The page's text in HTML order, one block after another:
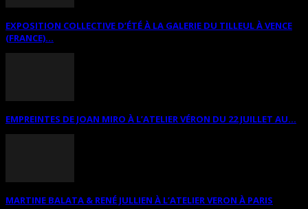
EXPOSITION COLLECTIVE D’ÉTÉ À LA GALERIE DU TILLEUL À VENCE
(FRANCE)...
EMPREINTES DE JOAN MIRO À L’ATELIER VÉRON DU 22 JUILLET AU...
MARTINE BALATA & RENÉ JULLIEN À L’ATELIER VERON À PARIS